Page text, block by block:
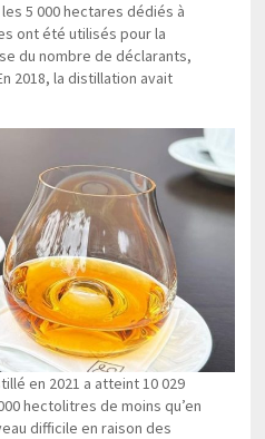
5 000 hectares dédiés à
ont été utilisés pour la
du nombre de déclarants,
2018, la distillation avait
en 2021 a atteint 10 029
hectolitres de moins qu’en
difficile en raison des